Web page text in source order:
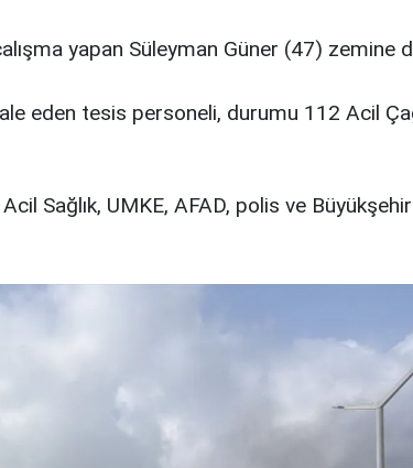
yapan Süleyman Güner (47) zemine
eden tesis personeli, durumu 112 Acil
Sağlık, UMKE, AFAD, polis ve